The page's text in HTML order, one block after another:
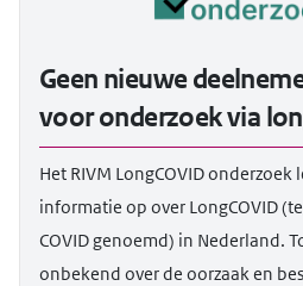
Geen nieuwe
voor onderzoek via
Het RIVM LongCOVID
informatie op over LongCOVID
COVID genoemd) in Nederland.
onbekend over de oorzaak en